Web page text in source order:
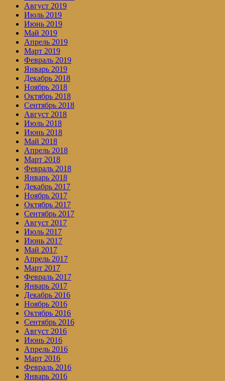
Август 2019
Июль 2019
Июнь 2019
Май 2019
Апрель 2019
Март 2019
Февраль 2019
Январь 2019
Декабрь 2018
Ноябрь 2018
Октябрь 2018
Сентябрь 2018
Август 2018
Июль 2018
Июнь 2018
Май 2018
Апрель 2018
Март 2018
Февраль 2018
Январь 2018
Декабрь 2017
Ноябрь 2017
Октябрь 2017
Сентябрь 2017
Август 2017
Июль 2017
Июнь 2017
Май 2017
Апрель 2017
Март 2017
Февраль 2017
Январь 2017
Декабрь 2016
Ноябрь 2016
Октябрь 2016
Сентябрь 2016
Август 2016
Июнь 2016
Апрель 2016
Март 2016
Февраль 2016
Январь 2016